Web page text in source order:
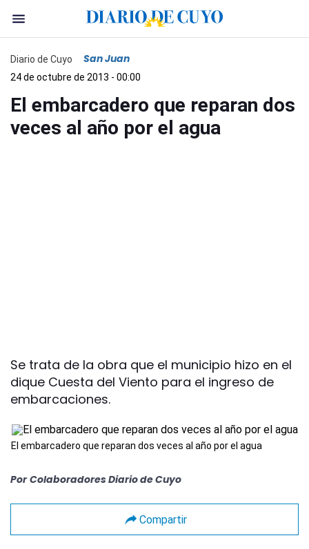
Diario de Cuyo San Juan
24 de octubre de 2013 - 00:00
El embarcadero que reparan dos
veces al año por el agua
Se trata de la obra que el municipio hizo en el
dique Cuesta del Viento para el ingreso de
embarcaciones.
El embarcadero que reparan dos veces al año por el agua
Por Colaboradores Diario de Cuyo
Compartir